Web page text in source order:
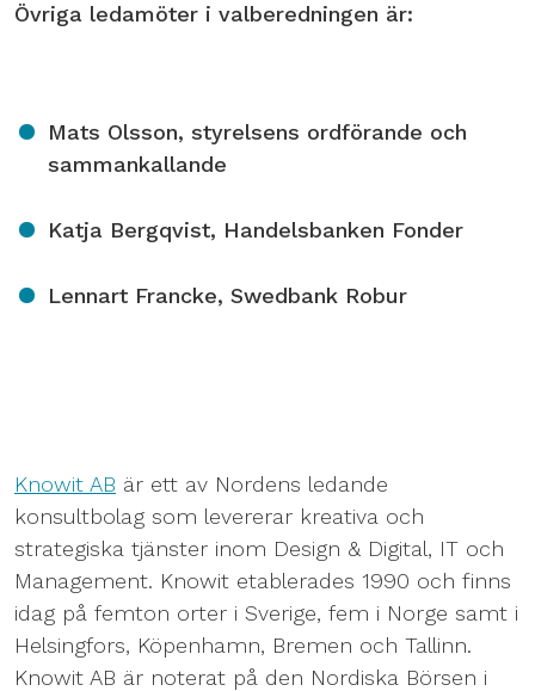
Övriga ledamöter i valberedningen är:
Mats Olsson, styrelsens ordförande och
sammankallande
Katja Bergqvist, Handelsbanken Fonder
Lennart Francke, Swedbank Robur
Knowit AB är ett av Nordens ledande
konsultbolag som levererar kreativa och
strategiska tjänster inom Design & Digital, IT och
Management. Knowit etablerades 1990 och finns
idag på femton orter i Sverige, fem i Norge samt i
Helsingfors, Köpenhamn, Bremen och Tallinn.
Knowit AB är noterat på den Nordiska Börsen i